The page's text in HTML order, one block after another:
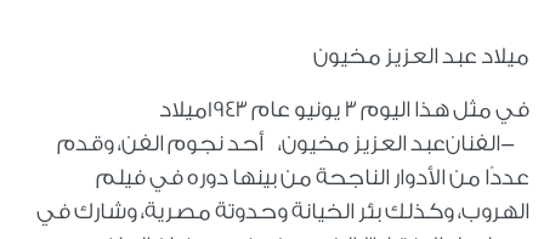
ميلاد عبد العزيز مخيون
في مثل هذا اليوم 3 يونيو عام 1943
الفنان-
عبد العزيز مخيون، أحد نجوم الفن، وقدم
عددًا من الأدوار الناجحة من بينها دوره في فيلم
الهروب، وكذلك بئر الخيانة وحدوتة مصرية، وشارك في